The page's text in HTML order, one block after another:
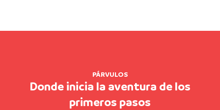
PÁRVULOS
Donde inicia la aventura de los
primeros pasos